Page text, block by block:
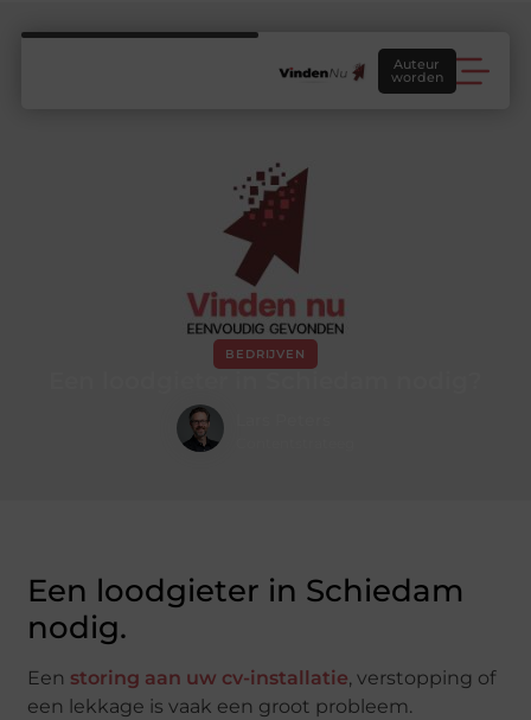
Auteur
worden
BEDRIJVEN
Een loodgieter in Schiedam
nodig.
Een storing aan uw cv-installatie, verstopping of
een lekkage is vaak een groot probleem.